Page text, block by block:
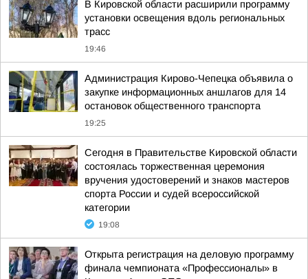
В Кировской области расширили программу
установки освещения вдоль региональных
трасс
19:46
Администрация Кирово-Чепецка объявила о
закупке информационных аншлагов для 14
остановок общественного транспорта
19:25
Сегодня в Правительстве Кировской области
состоялась торжественная церемония
вручения удостоверений и знаков мастеров
спорта России и судей всероссийской
категории
19:08
Открыта регистрация на деловую программу
финала чемпионата «Профессионалы» в